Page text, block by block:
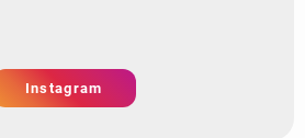
за ко
Instagram